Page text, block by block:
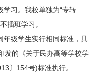
习。我校单独为“专转
插班学习。
级学生实行相同标准，具
发的《关于民办高等学校学
〕154号)标准执行。